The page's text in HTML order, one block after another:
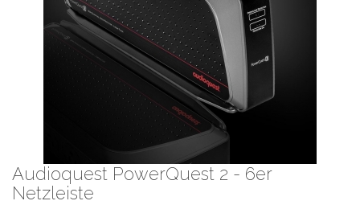
Audioquest PowerQuest 2 - 6er
Netzleiste